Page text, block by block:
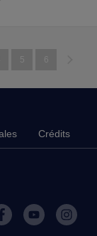
5 6
Crédits